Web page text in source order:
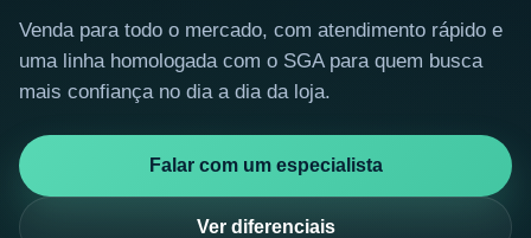
Venda para todo o mercado, com atendimento rápido e
uma linha homologada com o SGA para quem busca
mais confiança no dia a dia da loja.
Falar com um especialista
Ver diferenciais